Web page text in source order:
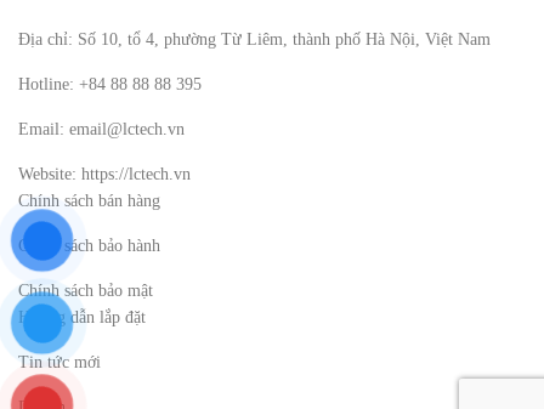
Địa chỉ: Số 10, tổ 4, phường Từ Liêm, thành phố Hà Nội, Việt Nam
Hotline: +84 88 88 88 395
Email: email@lctech.vn
Website: https://lctech.vn
Chính sách bán hàng
Chính sách bảo hành
Chính sách bảo mật
Hướng dẫn lắp đặt
Tin tức mới